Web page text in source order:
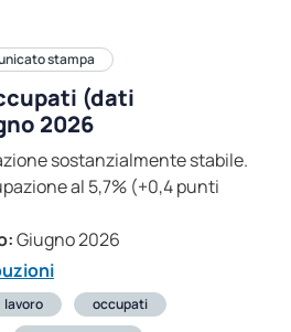
stampa
(dati
2026
sostanzialmente stabile.
al 5,7% (+0,4 punti
Giugno 2026
lavoro
occupati